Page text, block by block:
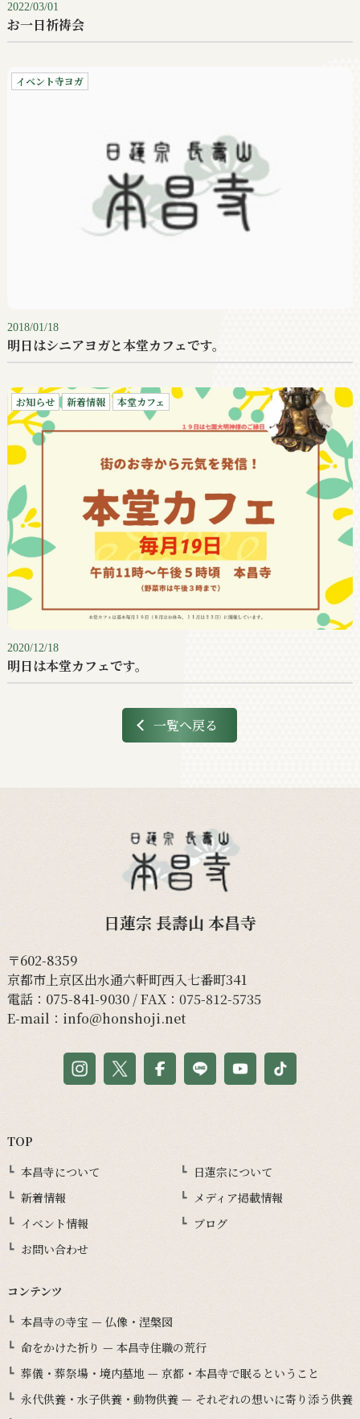
2022/03/01
お一日祈祷会
イベント寺ヨガ
2018/01/18
明日はシニアヨガと本堂カフェです。
お知らせ 新着情報 本堂カフェ
2020/12/18
明日は本堂カフェです。
一覧へ戻る
日蓮宗 長壽山 本昌寺
〒602-8359
京都市上京区出水通六軒町西入七番町341
電話： 075-841-9030/ FAX：075-812-5735
E-mail： info@honshoji.net
TOP
本昌寺について
日蓮宗について
新着情報
メディア掲載情報
イベント情報
ブログ
お問い合わせ
コンテンツ
本昌寺の寺宝 — 仏像・涅槃図
命をかけた祈り — 本昌寺住職の荒行
葬儀・葬祭場・境内墓地 — 京都・本昌寺で眠るということ
永代供養・水子供養・動物供養 — それぞれの想いに寄り添う供養